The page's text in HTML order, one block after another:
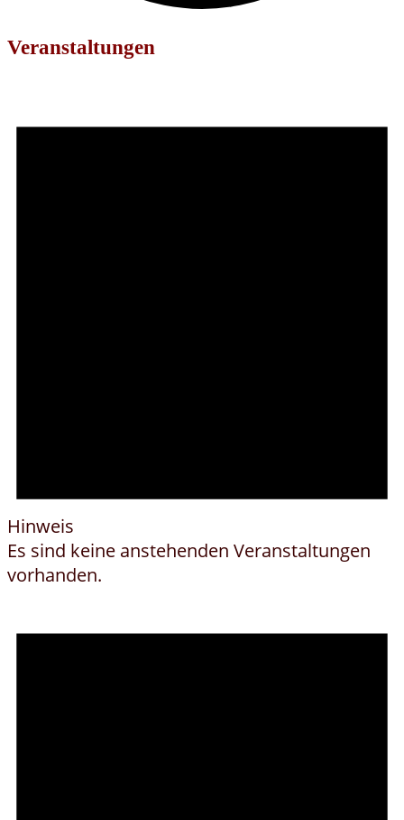
Veranstaltungen
Hinweis
Es sind keine anstehenden Veranstaltungen
vorhanden.